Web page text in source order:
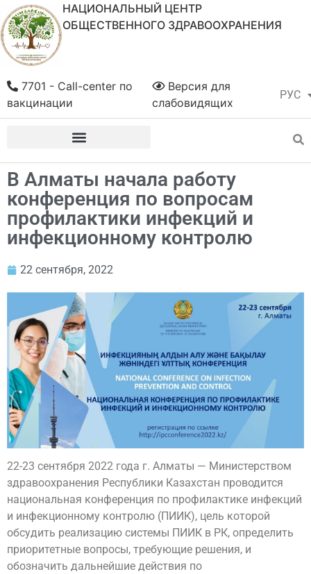
НАЦИОНАЛЬНЫЙ ЦЕНТР
ОБЩЕСТВЕННОГО ЗДРАВООХРАНЕНИЯ
РУС
ҚАЗ
Версия для
слабовидящих
7701 - Call-center по
вакцинации
В Алматы начала работу
конференция по вопросам
профилактики инфекций и
инфекционному контролю
22 сентября, 2022
22-23 сентября 2022 года г. Алматы — Министерством
здравоохранения Республики Казахстан проводится
национальная конференция по профилактике инфекций
и инфекционному контролю (ПИИК), цель которой
обсудить реализацию системы ПИИК в РК, определить
приоритетные вопросы, требующие решения, и
обозначить дальнейшие действия по